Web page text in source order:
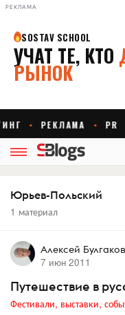
РЕКЛАМА
Юрьев-Польский
1 материал
Алексей Булгаков
7 июн 2011
Путешествие в
Фестивали, выставки,